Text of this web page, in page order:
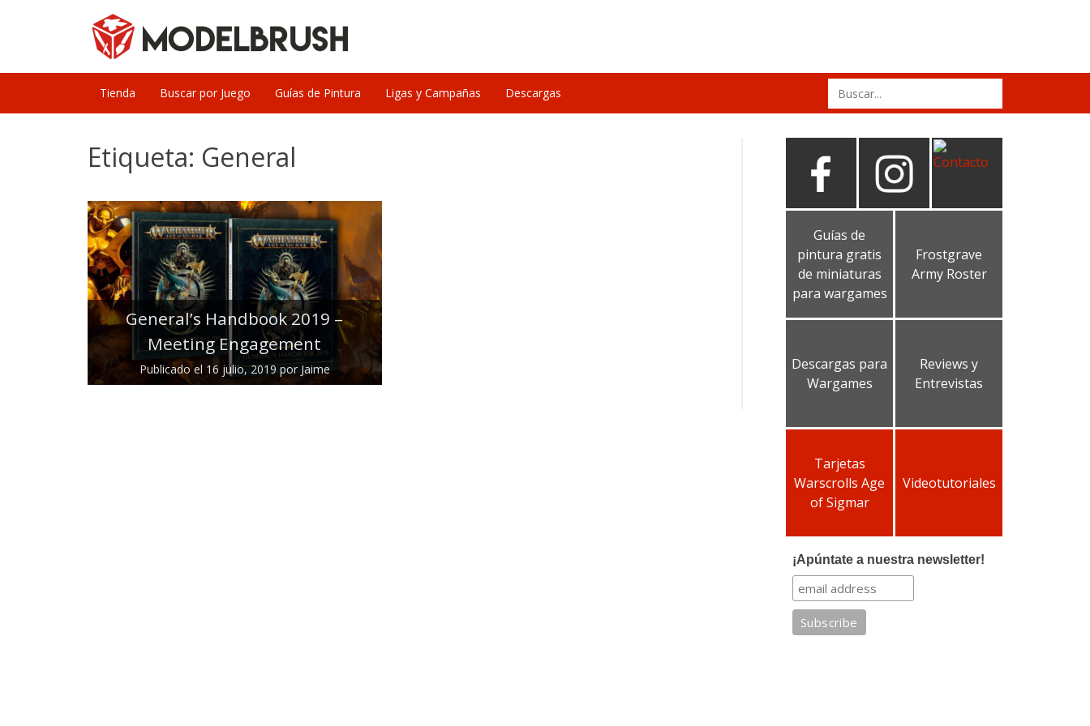
Tienda Buscar por Juego Guías de Pintura Ligas y Campañas Descargas
Search
for:
Etiqueta: General
General’s Handbook 2019 –
Meeting Engagement
Publicado el 16 julio, 2019 por Jaime
Guías de
pintura gratis
de miniaturas
para wargames
Frostgrave
Army Roster
Descargas para
Wargames
Reviews y
Entrevistas
Tarjetas
Warscrolls Age
of Sigmar
Videotutoriales
¡Apúntate a nuestra newsletter!